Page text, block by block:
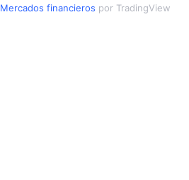
Mercados financieros por TradingView